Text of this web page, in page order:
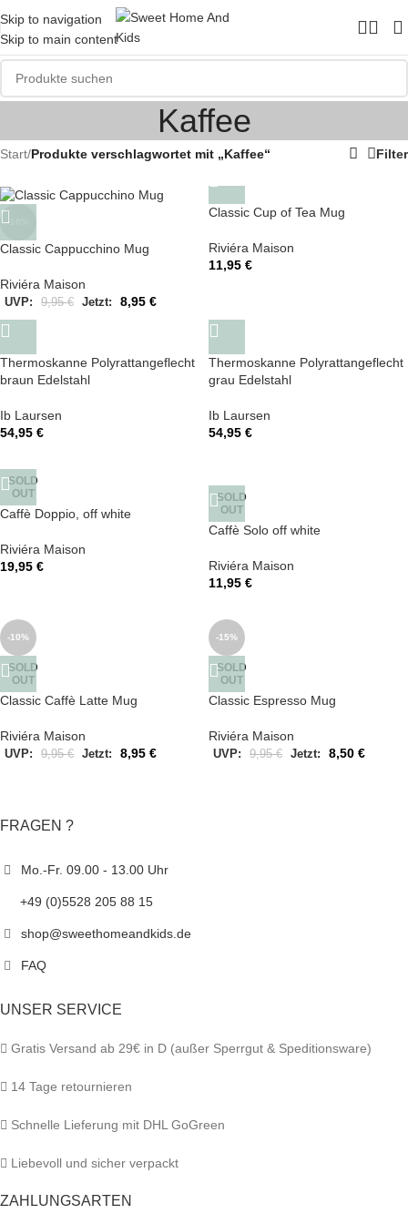
Skip to navigation
Skip to main content
Kaffee
Start/Produkte verschlagwortet mit „Kaffee“ Filter
-10%
Classic Cappucchino Mug
Riviéra Maison
UVP: 9,95€ Jetzt: 8,95 €
Classic Cup of Tea Mug
Riviéra Maison
11,95 €
Thermoskanne Polyrattangeflecht
braun Edelstahl
Ib Laursen
54,95 €
Thermoskanne Polyrattangeflecht
grau Edelstahl
Ib Laursen
54,95 €
SOLD
OUT
Caffè Doppio, off white
Riviéra Maison
19,95 €
SOLD
OUT
Caffè Solo off white
Riviéra Maison
11,95 €
-10%
SOLD
OUT
Classic Caffè Latte Mug
Riviéra Maison
UVP: 9,95€ Jetzt: 8,95 €
-15%
SOLD
OUT
Classic Espresso Mug
Riviéra Maison
UVP: 9,95€ Jetzt: 8,50 €
FRAGEN ?
Mo.-Fr. 09.00 - 13.00 Uhr
+49 (0)5528 205 88 15
shop@sweethomeandkids.de
FAQ
UNSER SERVICE
Gratis Versand ab 29€ in D (außer Sperrgut & Speditionsware)
14 Tage retournieren
Schnelle Lieferung mit DHL GoGreen
Liebevoll und sicher verpackt
ZAHLUNGSARTEN